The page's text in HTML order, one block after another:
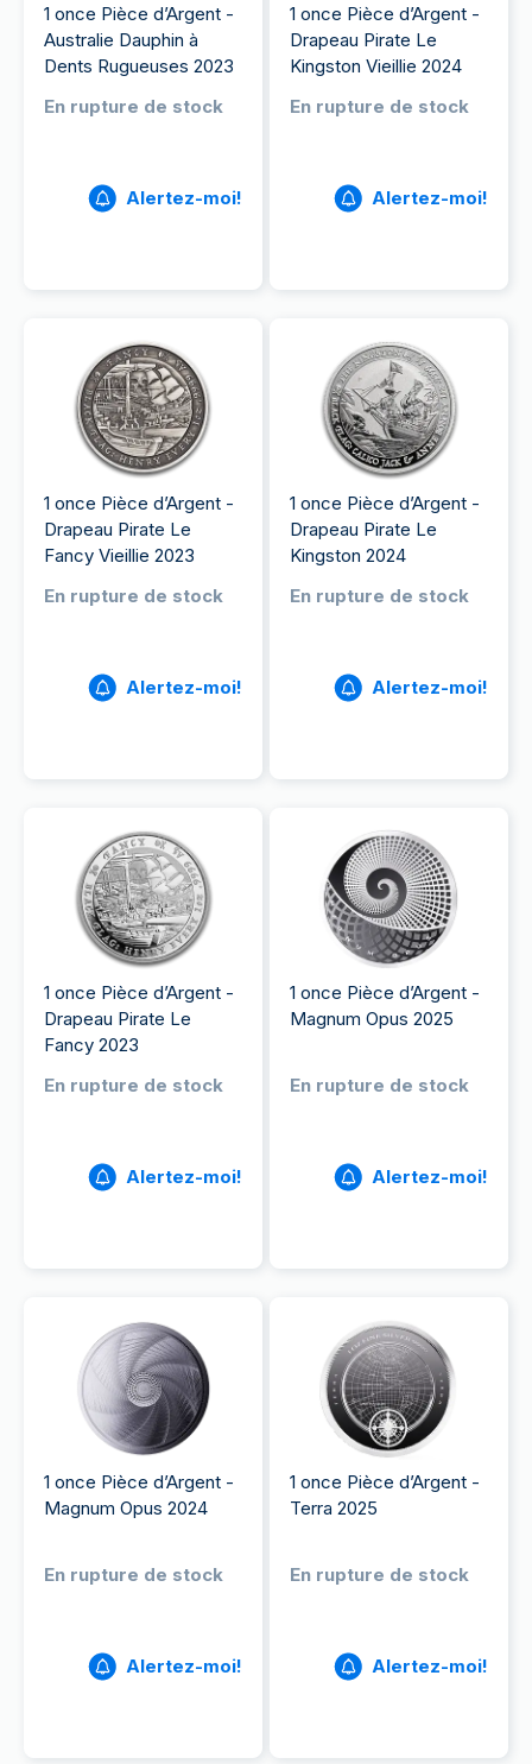
1 once Pièce d’Argent -
Australie Dauphin à
Dents Rugueuses 2023
En rupture de stock
Alertez-moi!
1 once Pièce d’Argent -
Drapeau Pirate Le
Kingston Vieillie 2024
En rupture de stock
Alertez-moi!
1 once Pièce d’Argent -
Drapeau Pirate Le
Fancy Vieillie 2023
En rupture de stock
Alertez-moi!
1 once Pièce d’Argent -
Drapeau Pirate Le
Kingston 2024
En rupture de stock
Alertez-moi!
1 once Pièce d’Argent -
Drapeau Pirate Le
Fancy 2023
En rupture de stock
Alertez-moi!
1 once Pièce d’Argent -
Magnum Opus 2025
En rupture de stock
Alertez-moi!
1 once Pièce d’Argent -
Magnum Opus 2024
En rupture de stock
Alertez-moi!
1 once Pièce d’Argent -
Terra 2025
En rupture de stock
Alertez-moi!